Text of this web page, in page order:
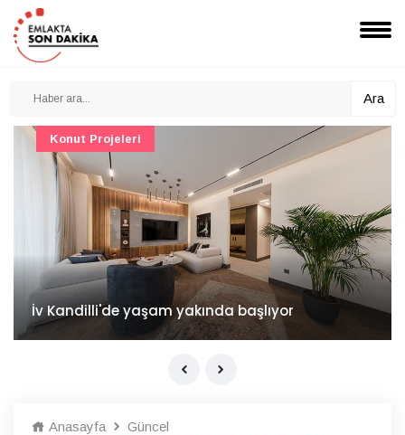
Ara
İv Kandilli'de yaşam yakında başlıyor
Konut Projeleri
Anasayfa
Güncel